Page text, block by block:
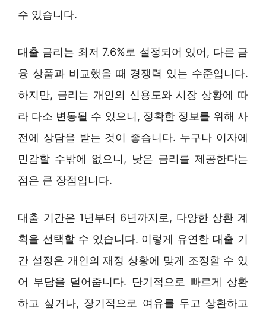
수 있습니다.
대출 금리는 최저 7.6%로 설정되어 있어, 다른 금
융 상품과 비교했을 때 경쟁력 있는 수준입니다.
하지만, 금리는 개인의 신용도와 시장 상황에 따
라 다소 변동될 수 있으니, 정확한 정보를 위해 사
전에 상담을 받는 것이 좋습니다. 누구나 이자에
민감할 수밖에 없으니, 낮은 금리를 제공한다는
점은 큰 장점입니다.
대출 기간은 1년부터 6년까지로, 다양한 상환 계
획을 선택할 수 있습니다. 이렇게 유연한 대출 기
간 설정은 개인의 재정 상황에 맞게 조정할 수 있
어 부담을 덜어줍니다. 단기적으로 빠르게 상환
하고 싶거나, 장기적으로 여유를 두고 상환하고